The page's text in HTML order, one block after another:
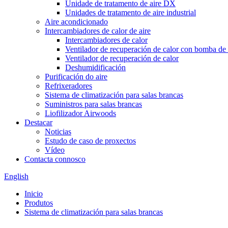
Unidade de tratamento de aire DX
Unidades de tratamento de aire industrial
Aire acondicionado
Intercambiadores de calor de aire
Intercambiadores de calor
Ventilador de recuperación de calor con bomba de
Ventilador de recuperación de calor
Deshumidificación
Purificación do aire
Refrixeradores
Sistema de climatización para salas brancas
Suministros para salas brancas
Liofilizador Airwoods
Destacar
Noticias
Estudo de caso de proxectos
Vídeo
Contacta connosco
English
Inicio
Produtos
Sistema de climatización para salas brancas